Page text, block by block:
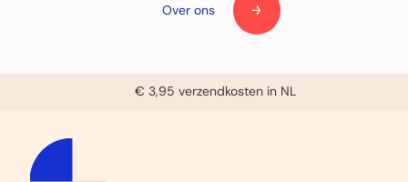
Over ons
€ 3,95 verzendkosten in NL